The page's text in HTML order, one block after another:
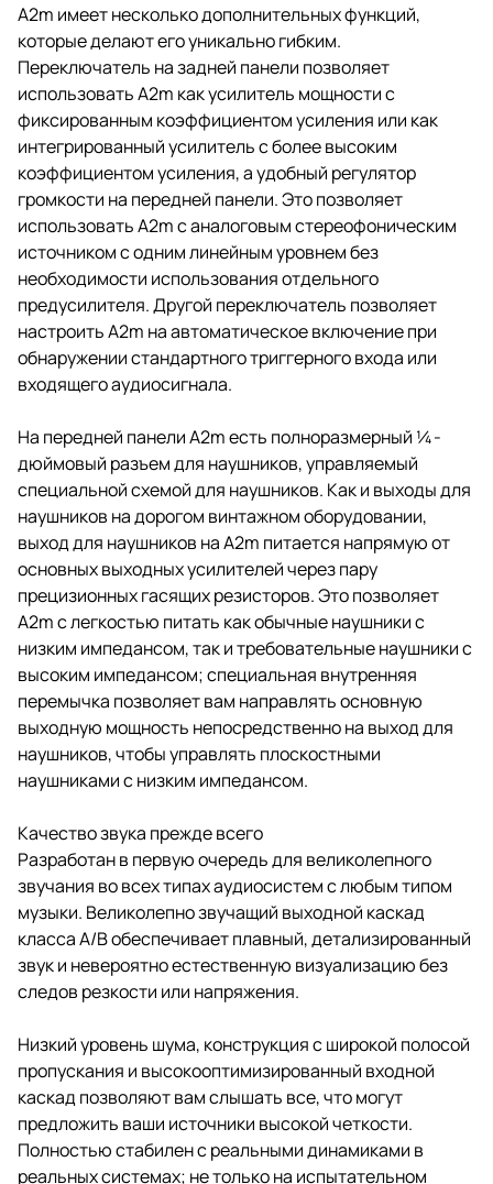
A2m имеет несколько дополнительных функций,
которые делают его уникально гибким.
Переключатель на задней панели позволяет
использовать A2m как усилитель мощности с
фиксированным коэффициентом усиления или как
интегрированный усилитель с более высоким
коэффициентом усиления, а удобный регулятор
громкости на передней панели. Это позволяет
использовать A2m с аналоговым стереофоническим
источником с одним линейным уровнем без
необходимости использования отдельного
предусилителя. Другой переключатель позволяет
настроить A2m на автоматическое включение при
обнаружении стандартного триггерного входа или
входящего аудиосигнала.
На передней панели A2m есть полноразмерный ¼-
дюймовый разъем для наушников, управляемый
специальной схемой для наушников. Как и выходы для
наушников на дорогом винтажном оборудовании,
выход для наушников на A2m питается напрямую от
основных выходных усилителей через пару
прецизионных гасящих резисторов. Это позволяет
A2m с легкостью питать как обычные наушники с
низким импедансом, так и требовательные наушники с
высоким импедансом; специальная внутренняя
перемычка позволяет вам направлять основную
выходную мощность непосредственно на выход для
наушников, чтобы управлять плоскостными
наушниками с низким импедансом.
Качество звука прежде всего
Разработан в первую очередь для великолепного
звучания во всех типах аудиосистем с любым типом
музыки. Великолепно звучащий выходной каскад
класса A/B обеспечивает плавный, детализированный
звук и невероятно естественную визуализацию без
следов резкости или напряжения.
Низкий уровень шума, конструкция с широкой полосой
пропускания и высокооптимизированный входной
каскад позволяют вам слышать все, что могут
предложить ваши источники высокой четкости.
Полностью стабилен с реальными динамиками в
реальных системах; не только на испытательном